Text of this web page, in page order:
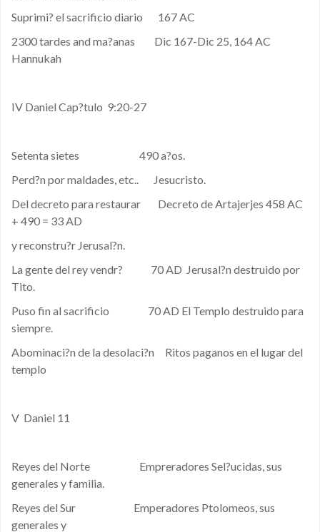
Suprimi? el sacrificio diario 167 AC
2300 tardes and ma?anas Dic 167-Dic 25, 164 AC
Hannukah
IV Daniel Cap?tulo 9:20-27
Setenta sietes 490 a?os.
Perd?n por maldades, etc.. Jesucristo.
Del decreto para restaurar Decreto de Artajerjes 458 AC
+ 490 = 33 AD
y reconstru?r Jerusal?n.
La gente del rey vendr? 70 AD Jerusal?n destruido por
Tito.
Puso fin al sacrificio 70 AD El Templo destruido para
siempre.
Abominaci?n de la desolaci?n Ritos paganos en el lugar del
templo
V Daniel 11
Reyes del Norte Empreradores Sel?ucidas, sus
generales y familia.
Reyes del Sur Emperadores Ptolomeos, sus
generales y